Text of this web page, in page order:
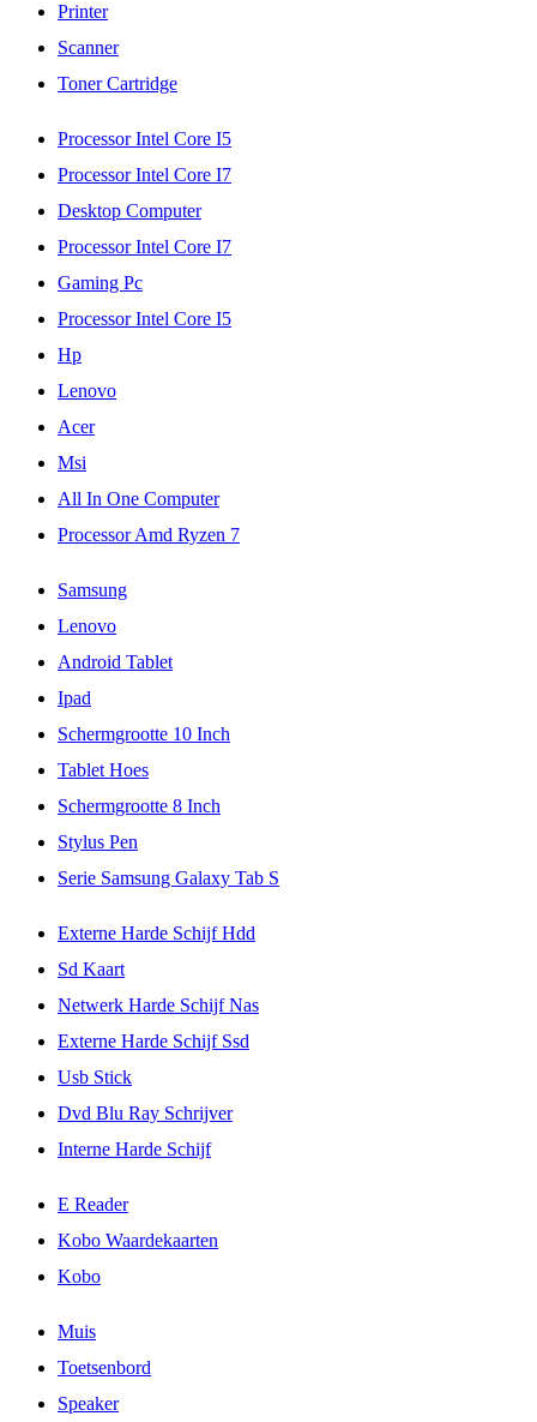
Printer
Scanner
Toner Cartridge
Processor Intel Core I5
Processor Intel Core I7
Desktop Computer
Processor Intel Core I7
Gaming Pc
Processor Intel Core I5
Hp
Lenovo
Acer
Msi
All In One Computer
Processor Amd Ryzen 7
Samsung
Lenovo
Android Tablet
Ipad
Schermgrootte 10 Inch
Tablet Hoes
Schermgrootte 8 Inch
Stylus Pen
Serie Samsung Galaxy Tab S
Externe Harde Schijf Hdd
Sd Kaart
Netwerk Harde Schijf Nas
Externe Harde Schijf Ssd
Usb Stick
Dvd Blu Ray Schrijver
Interne Harde Schijf
E Reader
Kobo Waardekaarten
Kobo
Muis
Toetsenbord
Speaker